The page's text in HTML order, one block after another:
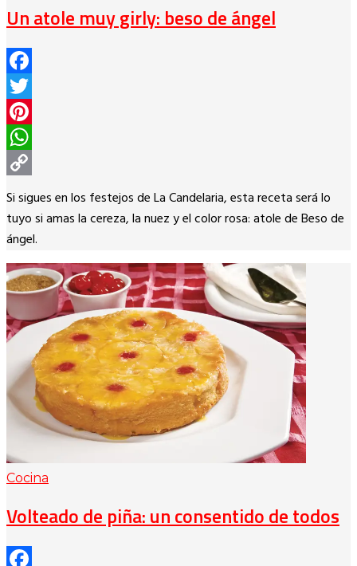
Un atole muy girly: beso de ángel
Facebook
Twitter
Pinterest
WhatsApp
Copy
Link
Si sigues en los festejos de La Candelaria, esta receta será lo
tuyo si amas la cereza, la nuez y el color rosa: atole de Beso de
ángel.
Cocina
Volteado de piña: un consentido de todos